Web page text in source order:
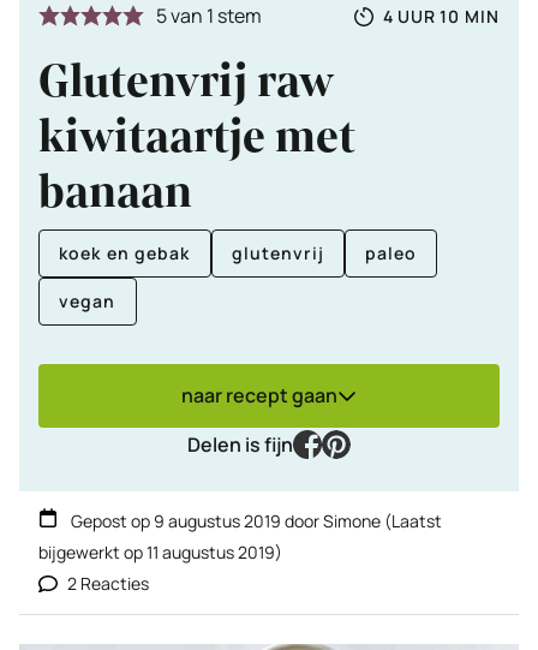
5van 1 stem
Totale
4 UUR
UUR 10 MIN
Glutenvrij raw
kiwitaartje met
banaan
koek en gebak glutenvrij paleo
vegan
naar recept gaan
Delen is fijn
facebook
pinterest
Gepost op 9 augustus 2019 doorSimone (Laatst
bijgewerkt op11 augustus 2019)
2 Reacties